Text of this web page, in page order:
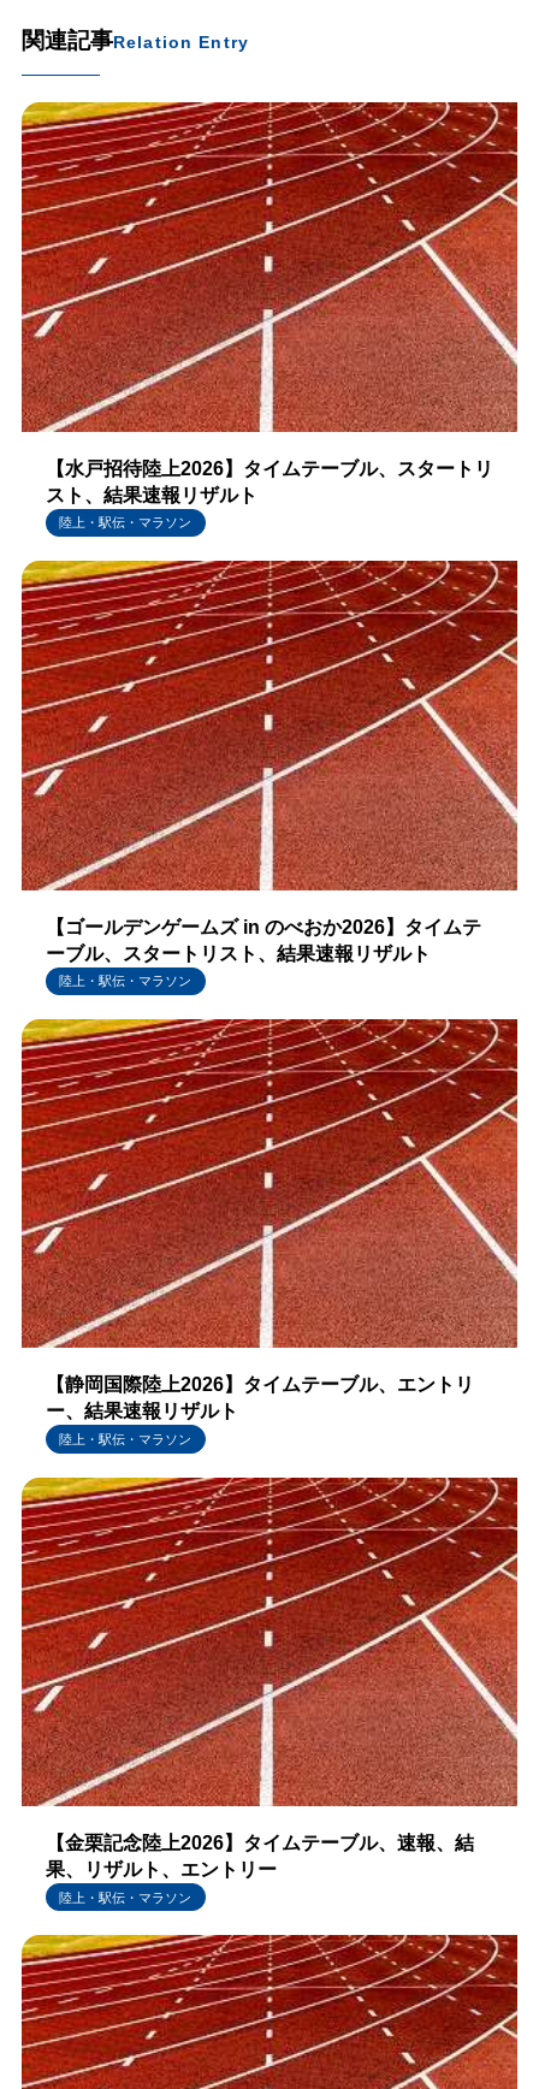
関連記事Relation Entry
【水戸招待陸上2026】タイムテーブル、スタートリ
スト、結果速報リザルト
陸上・駅伝・マラソン
【ゴールデンゲームズ in のべおか2026】タイムテ
ーブル、スタートリスト、結果速報リザルト
陸上・駅伝・マラソン
【静岡国際陸上2026】タイムテーブル、エントリ
ー、結果速報リザルト
陸上・駅伝・マラソン
【金栗記念陸上2026】タイムテーブル、速報、結
果、リザルト、エントリー
陸上・駅伝・マラソン